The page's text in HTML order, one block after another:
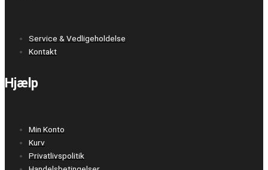
Service & Vedligeholdelse
Kontakt
Hjælp
Min Konto
Kurv
Privatlivspolitik